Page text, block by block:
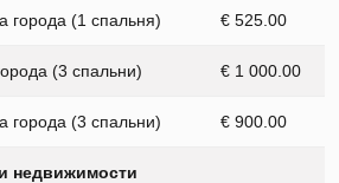
города (1 спальня) € 525.00
(3 спальни) € 1 000.00
города (3 спальни) € 900.00
недвижимости